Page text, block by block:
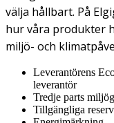
välja hållbart. På
hur våra produkter
miljö- och
Leverantörens
leverantör
Tredje parts
Tillgängliga